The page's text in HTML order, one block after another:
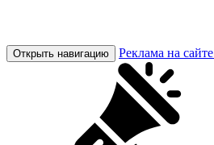
Открыть навигацию Реклама на сайте